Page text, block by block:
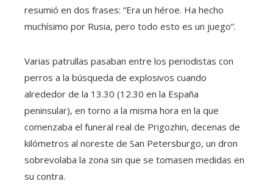
resumió en dos frases: “Era un héroe. Ha hecho
muchísimo por Rusia, pero todo esto es un juego”.
Varias patrullas pasaban entre los periodistas con
perros a la búsqueda de explosivos cuando
alrededor de la 13.30 (12.30 en la España
peninsular), en torno a la misma hora en la que
comenzaba el funeral real de Prigozhin, decenas de
kilómetros al noreste de San Petersburgo, un dron
sobrevolaba la zona sin que se tomasen medidas en
su contra.